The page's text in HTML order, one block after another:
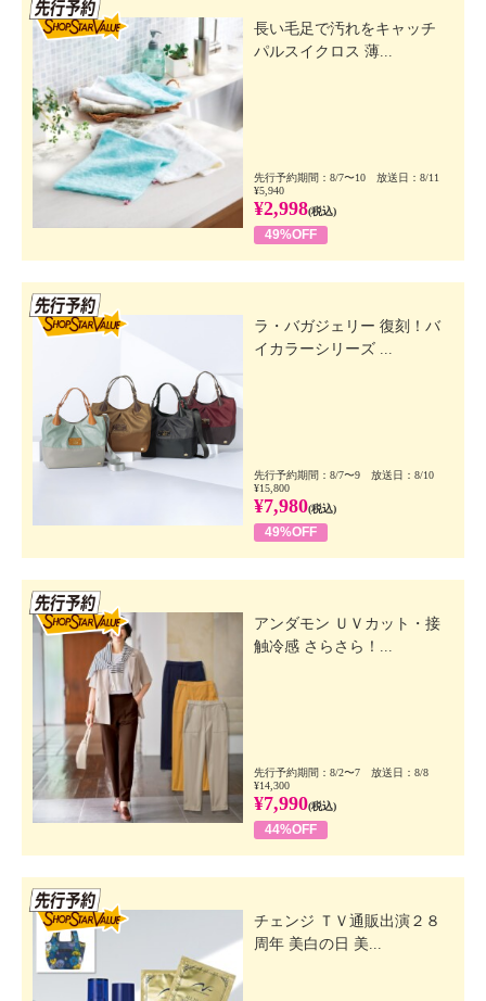
長い毛足で汚れをキャッチ
パルスイクロス 薄...
先行予約期間：8/7〜10 放送日：8/11
¥5,940
¥2,998(税込)
49%OFF
ラ・バガジェリー 復刻！バ
イカラーシリーズ ...
先行予約期間：8/7〜9 放送日：8/10
¥15,800
¥7,980(税込)
49%OFF
アンダモン ＵＶカット・接
触冷感 さらさら！...
先行予約期間：8/2〜7 放送日：8/8
¥14,300
¥7,990(税込)
44%OFF
チェンジ ＴＶ通販出演２８
周年 美白の日 美...